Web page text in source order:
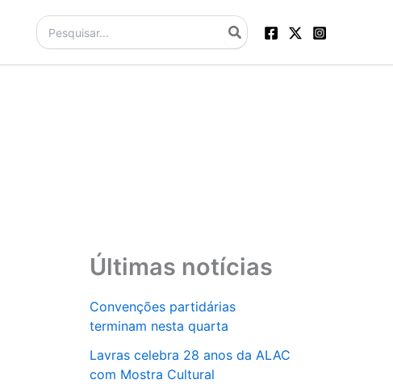
Procurar:
Últimas notícias
Convenções partidárias
terminam nesta quarta
Lavras celebra 28 anos da ALAC
com Mostra Cultural